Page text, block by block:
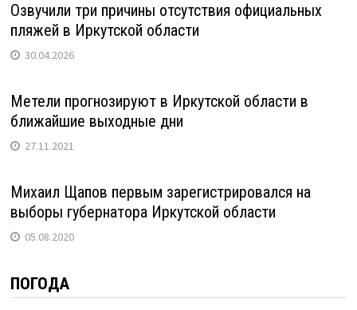
Озвучили три причины отсутствия официальных
пляжей в Иркутской области
30.04.2026
Метели прогнозируют в Иркутской области в
ближайшие выходные дни
27.11.2021
Михаил Щапов первым зарегистрировался на
выборы губернатора Иркутской области
05.08.2020
ПОГОДА